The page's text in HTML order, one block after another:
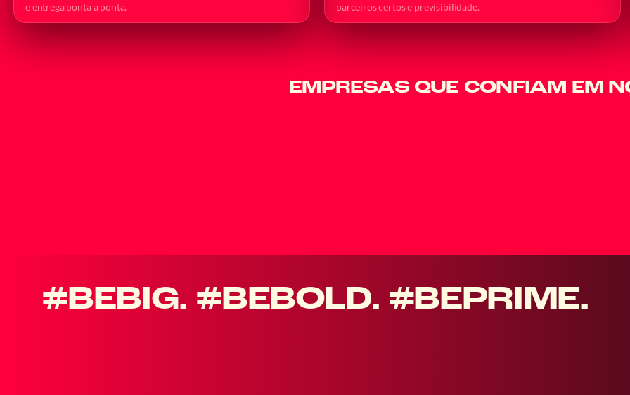
e entrega ponta a ponta.
parceiros certos e previsibilidade.
EMPRESAS QUE CONFIAM EM
#BEBIG. #BEBOLD. #BEPRIME.